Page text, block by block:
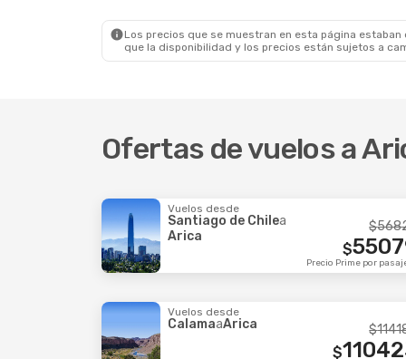
- Santiago De Chile
66668
$
Precio por pasajero
Arica
Los precios que se muestran en esta página
que la disponibilidad y los precios están sujetos a
Ofertas de vuelos a
Vuelos desde
Santiago de Chilea
Arica
$
$
Precio Prime por
Vuelos desde
CalamaaArica $
$